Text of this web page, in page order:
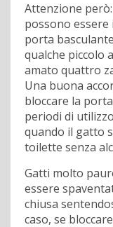
Attenzione
possono
porta
qualche piccolo
amato quattro
Una buona
bloccare la
periodi di
quando il gatto
toilette senza
Gatti molto
essere
chiusa
caso, se